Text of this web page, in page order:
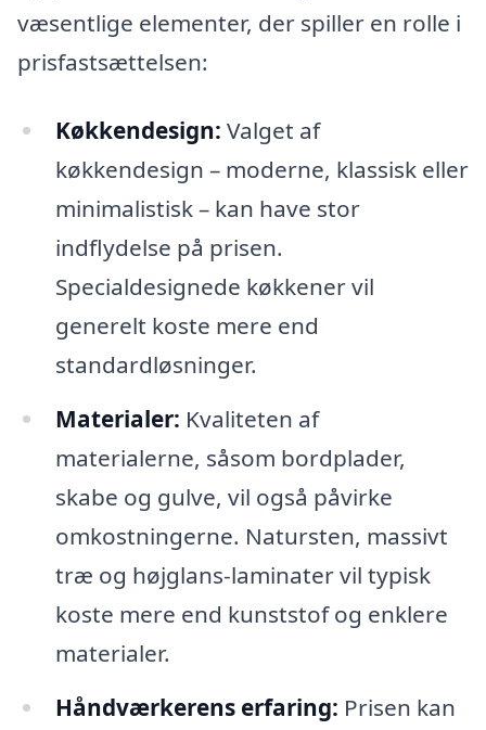
væsentlige elementer, der spiller en rolle i
prisfastsættelsen:
Køkkendesign: Valget af
køkkendesign – moderne, klassisk eller
minimalistisk – kan have stor
indflydelse på prisen.
Specialdesignede køkkener vil
generelt koste mere end
standardløsninger.
Materialer: Kvaliteten af
materialerne, såsom bordplader,
skabe og gulve, vil også påvirke
omkostningerne. Natursten, massivt
træ og højglans-laminater vil typisk
koste mere end kunststof og enklere
materialer.
Håndværkerens erfaring: Prisen kan